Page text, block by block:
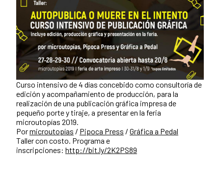
Curso intensivo de 4 días concebido como consultoría de
edición y acompañamiento de producción, para la
realización de una publicación gráfica impresa de
pequeño porte y tiraje, a presentar en la feria
microutopías 2019.
Pormicroutopías / Pipoca Press / Gráfica a Pedal
Taller con costo. Programa e
inscripciones: http://bit.ly/2K2PS89